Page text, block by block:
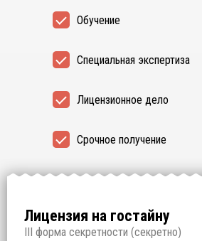
Обучение
Специальная экспертиза
Лицензионное дело
Срочное получение
Лицензия на гостайну
III форма секретности (секретно)